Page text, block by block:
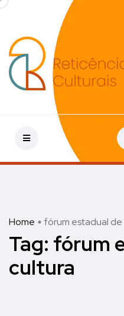
Home fórum estadual de
Tag: fórum
cultura